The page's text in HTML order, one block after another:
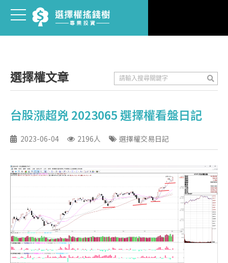
選擇權文章
台股漲超兇 2023065 選擇權看盤日記
2023-06-04 2196人 選擇權交易日記